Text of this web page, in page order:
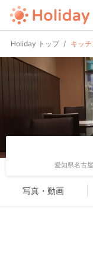
Holiday トップ キッ
愛知県名古
写真・動画